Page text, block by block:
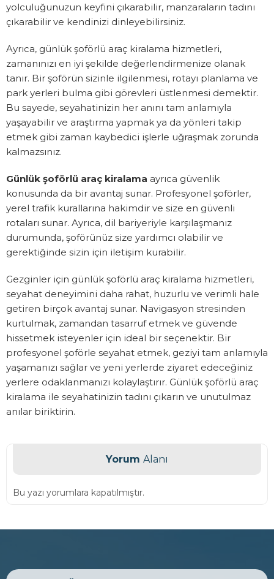
yolculuğunuzun keyfini çıkarabilir, manzaraların tadını
çıkarabilir ve kendinizi dinleyebilirsiniz.
Ayrıca, günlük şoförlü araç kiralama hizmetleri,
zamanınızı en iyi şekilde değerlendirmenize olanak
tanır. Bir şoförün sizinle ilgilenmesi, rotayı planlama ve
park yerleri bulma gibi görevleri üstlenmesi demektir.
Bu sayede, seyahatinizin her anını tam anlamıyla
yaşayabilir ve araştırma yapmak ya da yönleri takip
etmek gibi zaman kaybedici işlerle uğraşmak zorunda
kalmazsınız.
Günlük şoförlü araç kiralama ayrıca güvenlik
konusunda da bir avantaj sunar. Profesyonel şoförler,
yerel trafik kurallarına hakimdir ve size en güvenli
rotaları sunar. Ayrıca, dil bariyeriyle karşılaşmanız
durumunda, şoförünüz size yardımcı olabilir ve
gerektiğinde sizin için iletişim kurabilir.
Gezginler için günlük şoförlü araç kiralama hizmetleri,
seyahat deneyimini daha rahat, huzurlu ve verimli hale
getiren birçok avantaj sunar. Navigasyon stresinden
kurtulmak, zamandan tasarruf etmek ve güvende
hissetmek isteyenler için ideal bir seçenektir. Bir
profesyonel şoförle seyahat etmek, geziyi tam anlamıyla
yaşamanızı sağlar ve yeni yerlerde ziyaret edeceğiniz
yerlere odaklanmanızı kolaylaştırır. Günlük şoförlü araç
kiralama ile seyahatinizin tadını çıkarın ve unutulmaz
anılar biriktirin.
Yorum Alanı
Bu yazı yorumlara kapatılmıştır.